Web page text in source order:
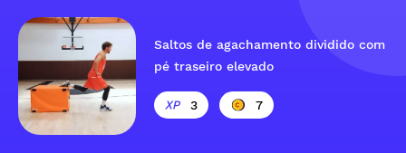
Saltos de agachamento dividido com
pé traseiro elevado
3 7